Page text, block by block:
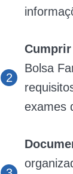
Bolsa
exames